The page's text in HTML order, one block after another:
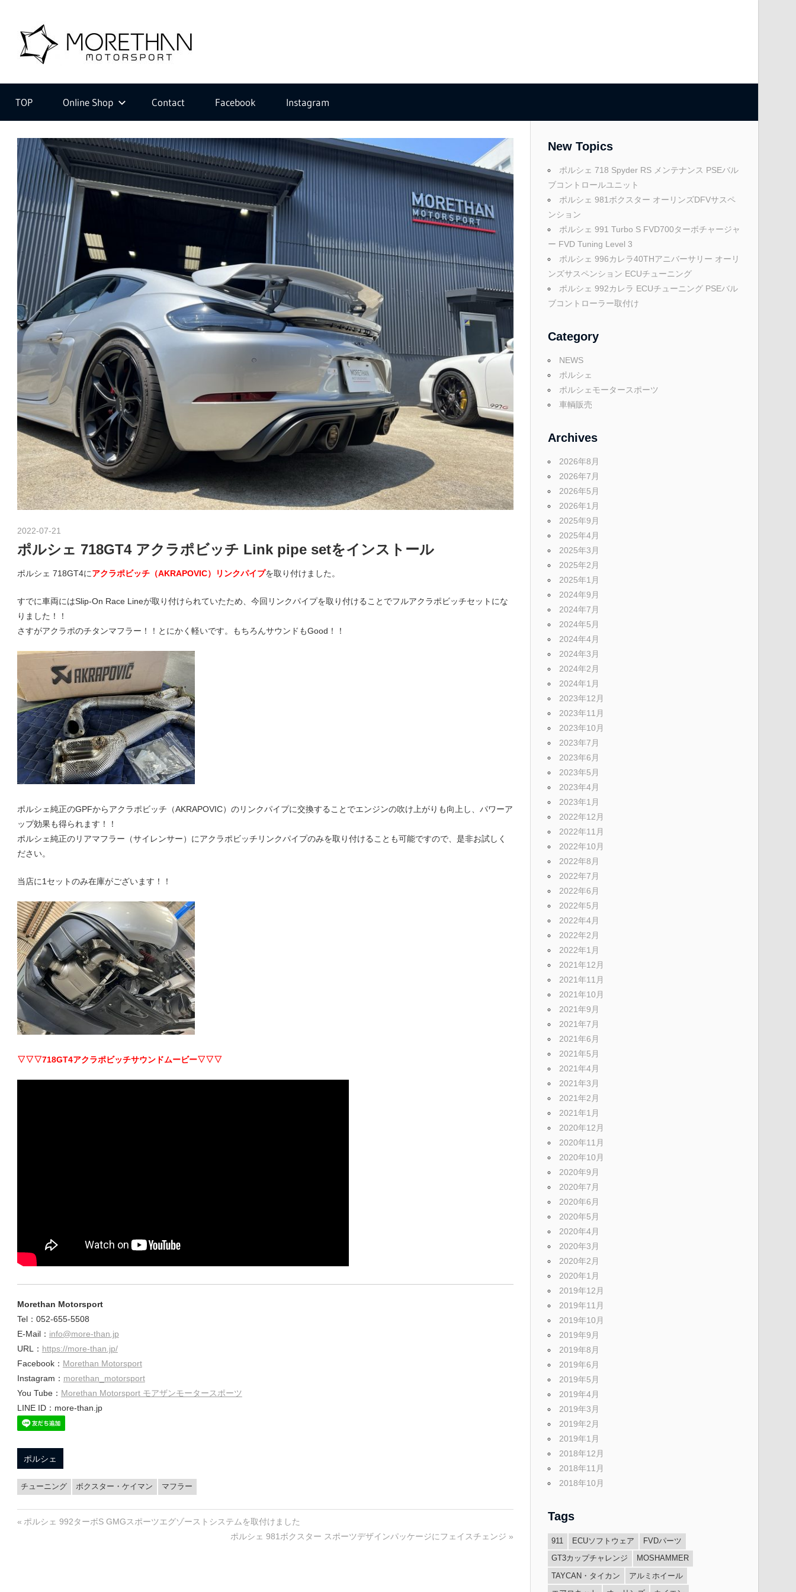
o
r
e
h
a
n
M
o
t
o
r
s
t
ュ
グ
グ
V
D
o
m
b
a
c
h
e
r
・
ポ
ル
シ
ェ
純
正
ー
ツ
・
E
C
U
チ
ュ
ー
ン
グ
レ
ス
レ
ポ
な
ど
を
ご
紹
介
い
た
ま
す
。
TOP Online Shop Contact Facebook Instagram
2022-07-21
ポルシェ 718GT4 アクラポビッチ Link pipe setをインストール
ポルシェ 718GT4にアクラポビッチ（AKRAPOVIC）リンクパイプを取り付けました。
すでに車両にはSlip-On Race Lineが取り付けられていたため、今回リンクパイプを取り付けることでフルアクラポビッチセットにな
りました！！
さすがアクラポのチタンマフラー！！とにかく軽いです。もちろんサウンドもGood！！
ポルシェ純正のGPFからアクラポビッチ（AKRAPOVIC）のリンクパイプに交換することでエンジンの吹け上がりも向上し、パワーア
ップ効果も得られます！！
ポルシェ純正のリアマフラー（サイレンサー）にアクラポビッチリンクパイプのみを取り付けることも可能ですので、是非お試しく
ださい。
当店に1セットのみ在庫がございます！！
▽▽▽718GT4アクラポビッチサウンドムービー▽▽▽
Morethan Motorsport
Tel：052-655-5508
E-Mail： info@more-than.jp
URL： https://more-than.jp/
Facebook： Morethan Motorsport
Instagram： morethan_motorsport
You Tube： Morethan Motorsport モアザンモータースポーツ
LINE ID：more-than.jp
ポルシェ
チューニング ボクスター・ケイマン マフラー
投
前
ポルシェ 992ターボS GMGスポーツエグゾーストシステムを取付けました
次
ポルシェ 981ボクスター スポーツデザインパッケージにフェイスチェンジ
New Topics
ポルシェ 718 Spyder RS メンテナンス PSEバル
ブコントロールユニット
ポルシェ 981ボクスター オーリンズDFVサスペ
ンション
ポルシェ 991 Turbo S FVD700ターボチャージャ
ー FVD Tuning Level 3
ポルシェ 996カレラ40THアニバーサリー オーリ
ンズサスペンション ECUチューニング
ポルシェ 992カレラ ECUチューニング PSEバル
ブコントローラー取付け
Category
NEWS
ポルシェ
ポルシェモータースポーツ
車輌販売
Archives
2026年8月
2026年7月
2026年5月
2026年1月
2025年9月
2025年4月
2025年3月
2025年2月
2025年1月
2024年9月
2024年7月
2024年5月
2024年4月
2024年3月
2024年2月
2024年1月
2023年12月
2023年11月
2023年10月
2023年7月
2023年6月
2023年5月
2023年4月
2023年1月
2022年12月
2022年11月
2022年10月
2022年8月
2022年7月
2022年6月
2022年5月
2022年4月
2022年2月
2022年1月
2021年12月
2021年11月
2021年10月
2021年9月
2021年7月
2021年6月
2021年5月
2021年4月
2021年3月
2021年2月
2021年1月
2020年12月
2020年11月
2020年10月
2020年9月
2020年7月
2020年6月
2020年5月
2020年4月
2020年3月
2020年2月
2020年1月
2019年12月
2019年11月
2019年10月
2019年9月
2019年8月
2019年6月
2019年5月
2019年4月
2019年3月
2019年2月
2019年1月
2018年12月
2018年11月
2018年10月
Tags
911 ECUソフトウェア
FVDパーツ
GT3カップチャレンジ
MOSHAMMER
TAYCAN・タイカン
アルミホイール